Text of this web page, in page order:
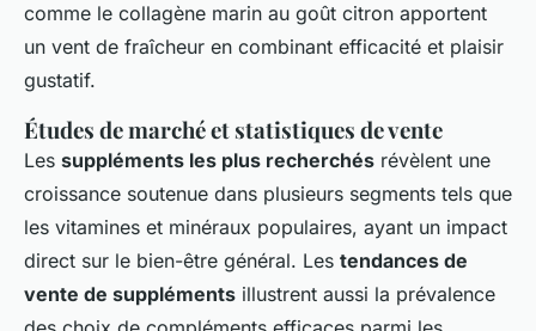
comme le collagène marin au goût citron apportent
un vent de fraîcheur en combinant efficacité et plaisir
gustatif.
Études de marché et statistiques de vente
Les suppléments les plus recherchés révèlent une
croissance soutenue dans plusieurs segments tels que
les vitamines et minéraux populaires, ayant un impact
direct sur le bien-être général. Les tendances de
vente de suppléments illustrent aussi la prévalence